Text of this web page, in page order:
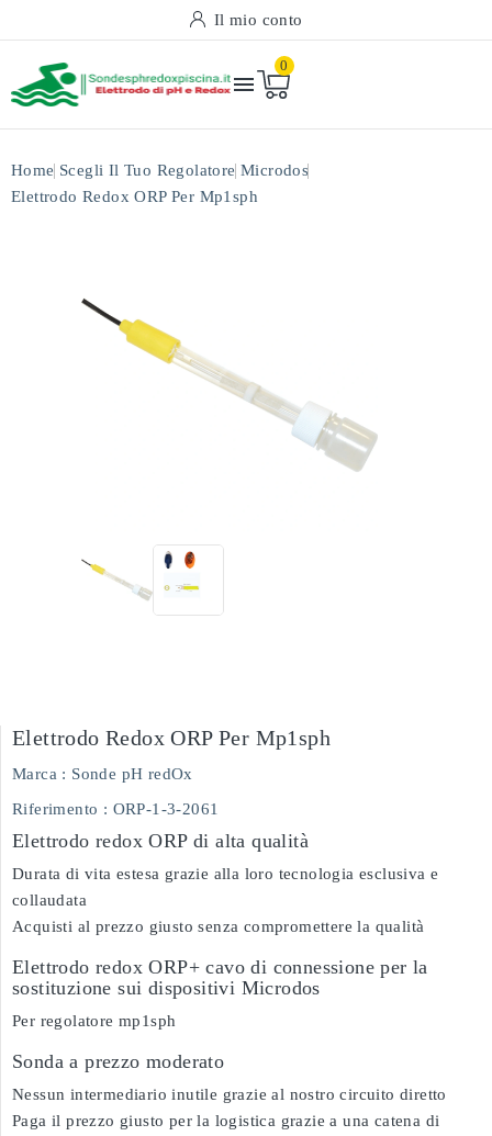
Il mio conto

0
Home Scegli Il Tuo Regolatore Microdos
Elettrodo Redox ORP Per Mp1sph
Elettrodo Redox ORP Per Mp1sph
Marca : Sonde pH redOx
Riferimento : ORP-1-3-2061
Elettrodo redox ORP di alta qualità
Durata di vita estesa grazie alla loro tecnologia esclusiva e
collaudata
Acquisti al prezzo giusto senza compromettere la qualità
Elettrodo redox ORP+ cavo di connessione per la
sostituzione sui dispositivi Microdos
Per regolatore mp1sph
Sonda a prezzo moderato
Nessun intermediario inutile grazie al nostro circuito diretto
Paga il prezzo giusto per la logistica grazie a una catena di